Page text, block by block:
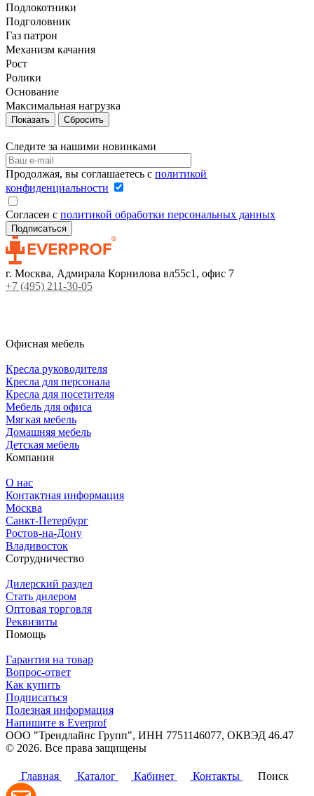
Подлокотники
Подголовник
Газ патрон
Механизм качания
Рост
Ролики
Основание
Максимальная нагрузка
Сбросить
Следите за нашими новинками
Продолжая, вы соглашаетесь с политикой
конфиденциальности
Согласен с политикой обработки персональных данных
г. Москва, Адмирала Корнилова вл55с1, офис 7
+7 (495) 211-30-05
Офисная мебель
Кресла руководителя
Кресла для персонала
Кресла для посетителя
Мебель для офиса
Мягкая мебель
Домашняя мебель
Детская мебель
Компания
О нас
Контактная информация
Москва
Санкт-Петербург
Ростов-на-Дону
Владивосток
Сотрудничество
Дилерский раздел
Стать дилером
Оптовая торговля
Реквизиты
Помощь
Гарантия на товар
Вопрос-ответ
Как купить
Подписаться
Полезная информация
Напишите в Everprof
ООО "Трендлайнс Групп", ИНН 7751146077, ОКВЭД 46.47
© 2026. Все права защищены
Главная
Каталог Кабинет Контакты Поиск